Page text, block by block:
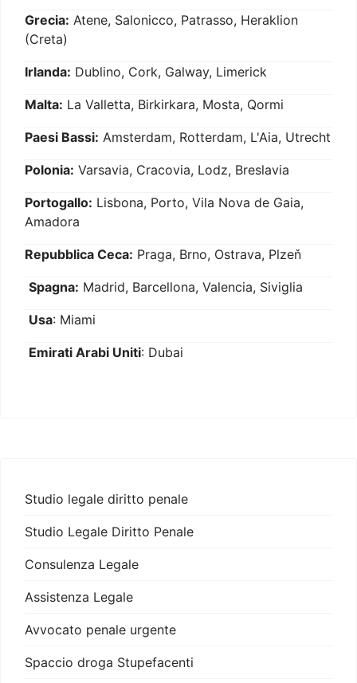
Grecia: Atene, Salonicco, Patrasso, Heraklion
(Creta)
Irlanda: Dublino, Cork, Galway, Limerick
Malta: La Valletta, Birkirkara, Mosta, Qormi
Paesi Bassi: Amsterdam, Rotterdam, L'Aia, Utrecht
Polonia: Varsavia, Cracovia, Lodz, Breslavia
Portogallo: Lisbona, Porto, Vila Nova de Gaia,
Amadora
Repubblica Ceca: Praga, Brno, Ostrava, Plzeň
Spagna: Madrid, Barcellona, Valencia, Siviglia
Usa: Miami
Emirati Arabi Uniti: Dubai
Studio legale diritto penale
Studio Legale Diritto Penale
Consulenza Legale
Assistenza Legale
Avvocato penale urgente
Spaccio droga Stupefacenti